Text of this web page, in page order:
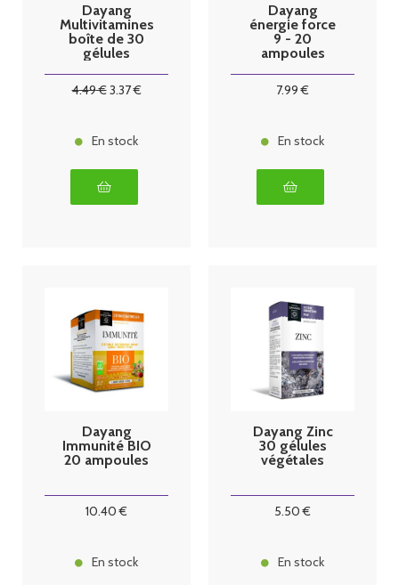
Dayang
Multivitamines
boîte de 30
gélules
4.49€3.37€
En stock
Dayang
énergie force
9 - 20
ampoules
7.99 €
En stock
Dayang
Immunité BIO
20 ampoules
10.40 €
En stock
Dayang Zinc
30 gélules
végétales
5.50 €
En stock